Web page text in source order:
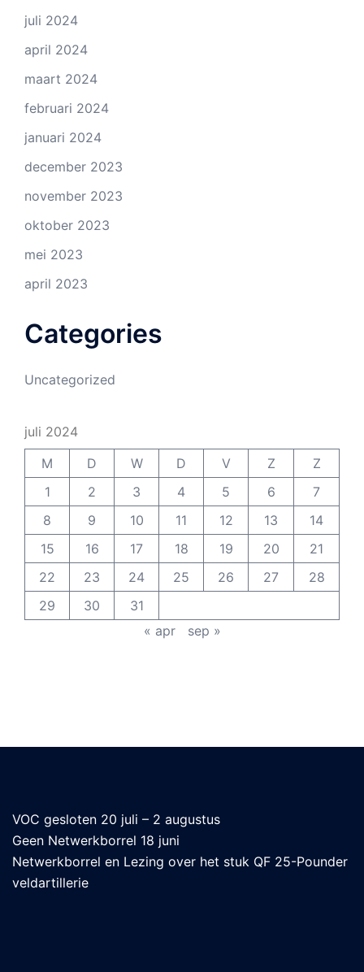
juli 2024
april 2024
maart 2024
februari 2024
januari 2024
december 2023
november 2023
oktober 2023
mei 2023
april 2023
Categories
Uncategorized
juli 2024
M
D W D V Z
Z
1
2 3 4 5 6
7
8
9 10 11 12 13
14
15
16 17 18 19 20
21
22
23 24 25 26 27
28
29
30
31
« apr
sep »
VOC gesloten 20 juli – 2 augustus
Geen Netwerkborrel 18 juni
Netwerkborrel en Lezing over het stuk QF 25-Pounder
veldartillerie